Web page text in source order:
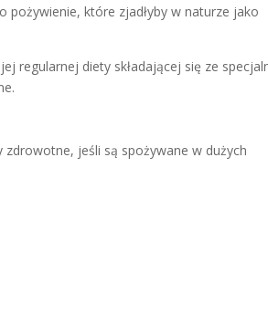
pożywienie, które zjadłyby w naturze jako
regularnej diety składającej się ze
jeśli są spożywane w dużych